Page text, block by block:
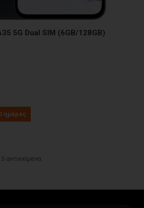
5G Dual SIM (6GB/128GB)
ημέρες
αντικείμενα